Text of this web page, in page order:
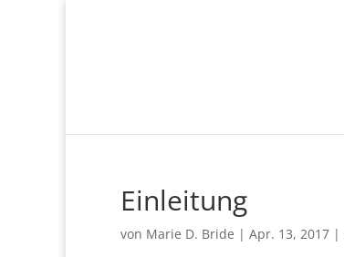
Einleitung
von Marie D. Bride | Apr. 13, 2017 |